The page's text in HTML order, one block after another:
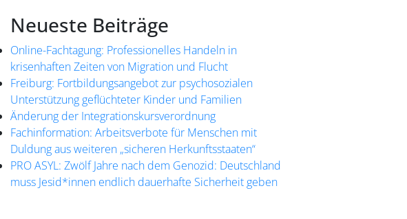
Neueste Beiträge
Online-Fachtagung: Professionelles Handeln in
krisenhaften Zeiten von Migration und Flucht
Freiburg: Fortbildungsangebot zur psychosozialen
Unterstützung geflüchteter Kinder und Familien
Änderung der Integrationskursverordnung
Fachinformation: Arbeitsverbote für Menschen mit
Duldung aus weiteren „sicheren Herkunftsstaaten“
PRO ASYL: Zwölf Jahre nach dem Genozid: Deutschland
muss Jesid*innen endlich dauerhafte Sicherheit geben